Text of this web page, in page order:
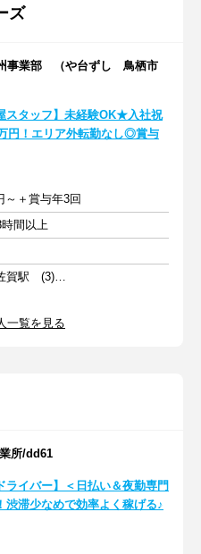
ズ
事業部 （や台ずし 鳥栖市
スタッフ】未経験OK★入社祝
円！エリア外転勤なし◎賞与
～＋賞与年3回
間以上
(1)鳥栖駅 (2)佐賀駅 (3)天文館通駅
一覧を見る
所/dd61
ライバー】＜日払い＆夜勤専門
渋滞少なめで効率よく稼げる♪